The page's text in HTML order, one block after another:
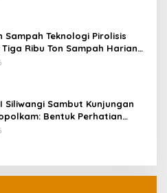
Sampah Teknologi Pirolisis
Ribu Ton Sampah Harian
Siliwangi Sambut Kunjungan
Bentuk Perhatian